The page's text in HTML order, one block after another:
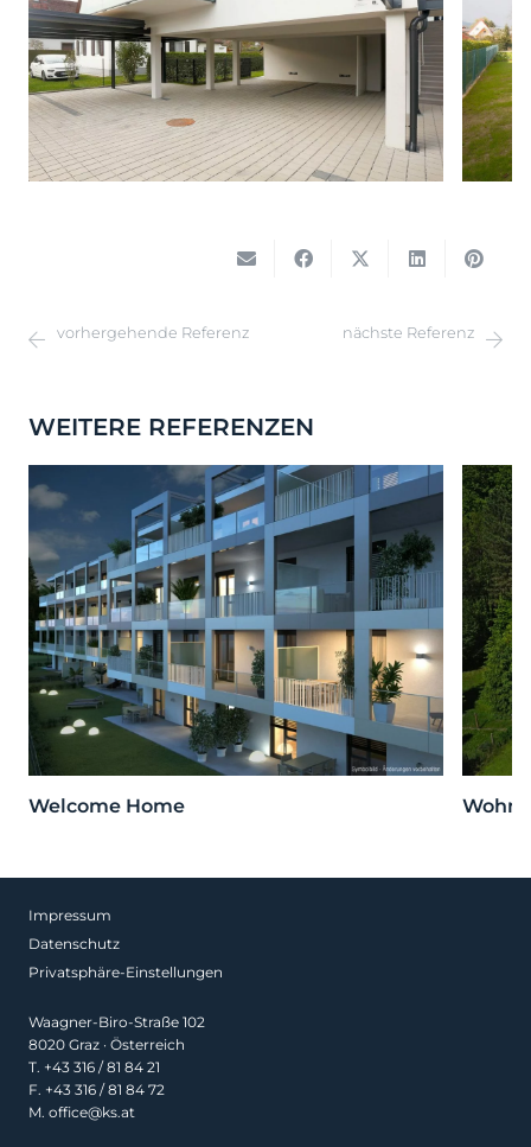
vorhergehende Referenz nächste Referenz
WEITERE REFERENZEN
Welcome Home
Impressum
Datenschutz
Privatsphäre-Einstellungen
Waagner-Biro-Straße 102
8020 Graz · Österreich
T. +43 316 / 81 84 21
F. +43 316 / 81 84 72
M. office@ks.at